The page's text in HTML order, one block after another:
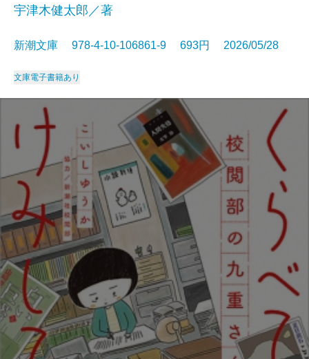
宇津木健太郎／著
新潮文庫 978-4-10-106861-9 693円 2026/05/28
文庫電子書籍あり